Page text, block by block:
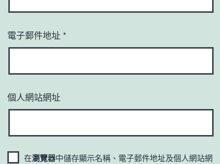
電子郵件地址 *
個人網站網址
在瀏覽器中儲存顯示名稱、電子郵件地址及個人網站網